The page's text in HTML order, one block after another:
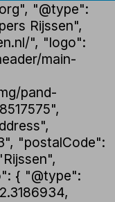
"@type":
Rijssen",
", "logo":
main-
pand-
"postalCode":
{ "@type":